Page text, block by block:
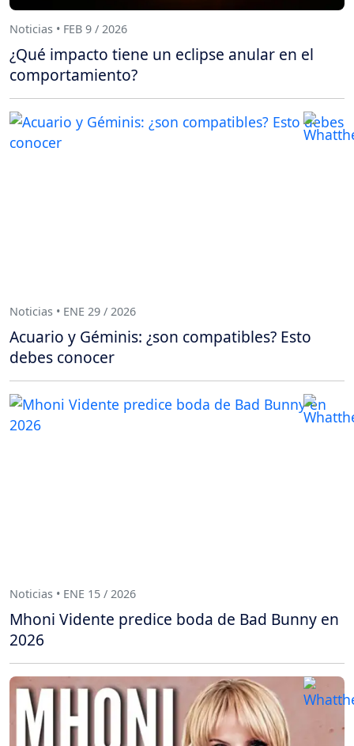
Noticias • FEB 9 / 2026
¿Qué impacto tiene un eclipse anular en el
comportamiento?
Noticias • ENE 29 / 2026
Acuario y Géminis: ¿son compatibles? Esto
debes conocer
Noticias • ENE 15 / 2026
Mhoni Vidente predice boda de Bad Bunny en
2026